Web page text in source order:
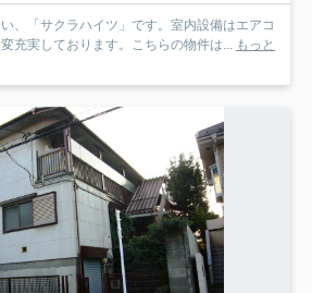
、「サクラハイツ」です。室内設備はエアコ
充実しております。こちらの物件は... もっと